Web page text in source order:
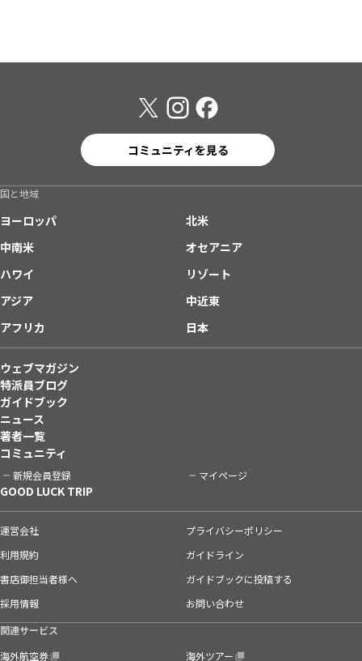
コミュニティを見る
国と地域
ヨーロッパ
北米
中南米
オセアニア
ハワイ
リゾート
アジア
中近東
アフリカ
日本
ウェブマガジン
特派員ブログ
ガイドブック
ニュース
著者一覧
コミュニティ
新規会員登録 マイページ
GOOD LUCK TRIP
運営会社
プライバシーポリシー
利用規約
ガイドライン
書店御担当者様へ
ガイドブックに投稿する
採用情報
お問い合わせ
関連サービス
海外航空券
海外ツアー